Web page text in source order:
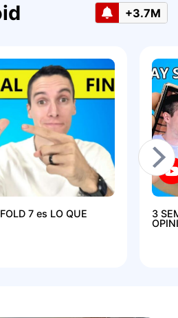
+3.7M
7 es LO QUE
3